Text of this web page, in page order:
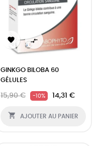
 
GINKGO BILOBA 60
GÉLULES
15,90 € -10% 14,31 €
 AJOUTER AU PANIER